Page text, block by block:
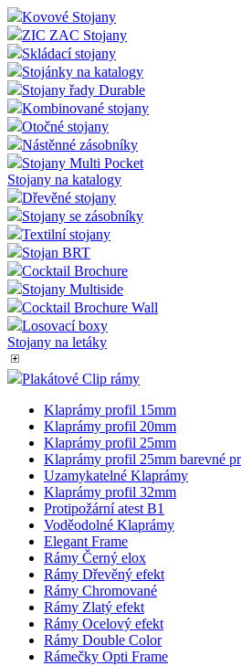
Kovové Stojany
ZIC ZAC Stojany
Skládací stojany
Stojánky na katalogy
Stojany řady Durable
Kombinované stojany
Otočné stojany
Nástěnné zásobníky
Stojany Multi Pocket
Stojany na katalogy
Dřevěné stojany
Stojany se zásobníky
Textilní stojany
Stojan BRT
Cocktail Brochure
Stojany Multiside
Cocktail Brochure Wall
Losovací boxy
Stojany na letáky
Plakátové Clip rámy
Klaprámy profil 15mm
Klaprámy profil 20mm
Klaprámy profil 25mm
Klaprámy profil 25mm barevné
Uzamykatelné Klaprámy
Klaprámy profil 32mm
Protipožární atest B1
Voděodolné Klaprámy
Elegant Frame
Rámy Černý elox
Rámy Dřevěný efekt
Rámy Chromované
Rámy Zlatý efekt
Rámy Ocelový efekt
Rámy Double Color
Rámečky Opti Frame